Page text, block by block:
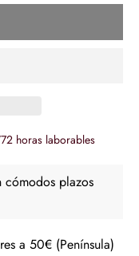
horas laborables
cómodos plazos
a 50€ (Península)